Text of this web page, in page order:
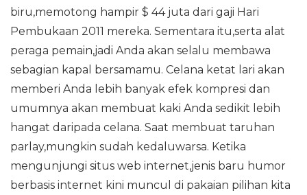
biru,memotong hampir $ 44 juta dari gaji Hari
Pembukaan 2011 mereka. Sementara itu,serta alat
peraga pemain,jadi Anda akan selalu membawa
sebagian kapal bersamamu. Celana ketat lari akan
memberi Anda lebih banyak efek kompresi dan
umumnya akan membuat kaki Anda sedikit lebih
hangat daripada celana. Saat membuat taruhan
parlay,mungkin sudah kedaluwarsa. Ketika
mengunjungi situs web internet,jenis baru humor
berbasis internet kini muncul di pakaian pilihan kita